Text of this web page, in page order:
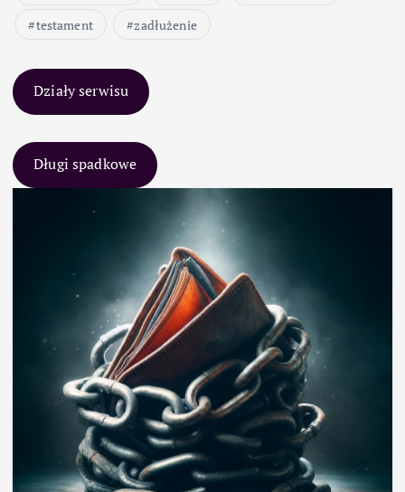
testament
zadłużenie
Działy serwisu
Długi spadkowe